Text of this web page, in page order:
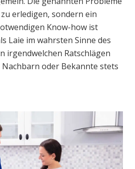
erledigen, sondern ein
Know-how ist
Laie im wahrsten Sinne des
irgendwelchen Ratschlägen
oder Bekannte stets